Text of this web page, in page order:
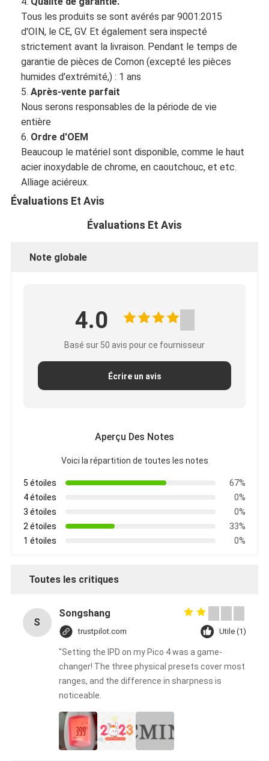
Tous les produits se sont avérés par 9001:2015
d'OIN, le CE, GV. Et également sera inspecté
strictement avant la livraison. Pendant le temps de
garantie de pièces de Comon (excepté les pièces
humides d'extrémité,) : 1 ans
5.Après-vente parfait
Nous serons responsables de la période de vie
entière
6. Ordre d'OEM
Beaucoup le matériel sont disponible, comme le haut
acier inoxydable de chrome, en caoutchouc, et etc.
Alliage aciéreux.
Évaluations Et Avis
Évaluations Et Avis
Note globale
4.0
Basé sur 50 avis pour ce fournisseur
Écrire un avis
Aperçu Des Notes
Voici la répartition de toutes les notes
5 étoiles
67%
4 étoiles
0%
3 étoiles
0%
2 étoiles
33%
1 étoiles
0%
Toutes les critiques
S
Songshang
trustpilot.com Utile (1)
"Setting the IPD on my Pico 4 was a game-
changer! The three physical presets cover most
ranges, and the difference in sharpness is
noticeable.